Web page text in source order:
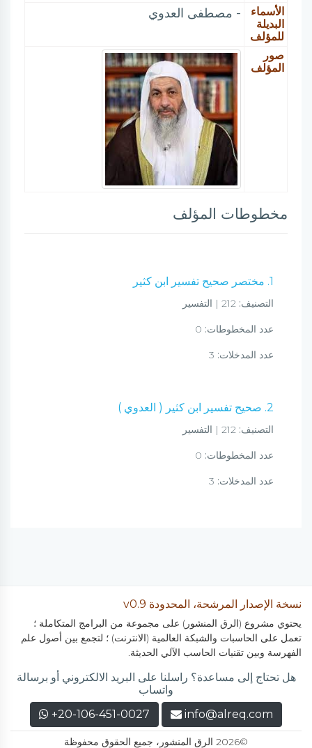
الأسماء
البديلة
للمؤلف
- مصطفى العدوي
صور
المؤلف
مخطوطات المؤلف
1. مختصر صحيح تفسير ابن كثير
التصنيف:
عدد المخطوطات:
عدد المدخلات:
2. صحيح تفسير ابن كثير ( العدوي )
التصنيف:
عدد المخطوطات:
عدد المدخلات:
نسخة الإصدار المرشحة، المحدودة v0.9
يحتوي مشروع (الرق المنشور) على مجموعة من البرامج المتكاملة ؛
تعمل على الحاسبات والشبكة العالمية (الانترنت) ؛ لتجمع بين أصول علم
الفهرسة وبين تقنيات الحاسب الآلي الحديثة.
هل تحتاج إلى مساعدة؟ راسلنا على البريد الالكتروني أو برسالة
واتساب
info@alreq.com
+20-106-451-0027
©2026 الرق المنشور، جميع الحقوق محفوظة